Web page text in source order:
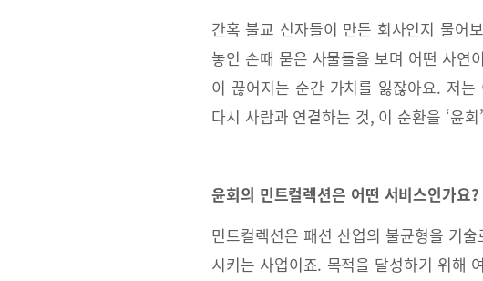
간혹 불교 신자들이 만든 회사인지 물어
놓인 손때 묻은 사물들을 보며 어떤 사연
이 끊어지는 순간 가치를 잃잖아요. 저
다시 사람과 연결하는 것, 이 순환을 ‘윤회
윤회의 민트컬렉션은 어떤 서비스인가요?
민트컬렉션은 패션 산업의 불균형을 기
시키는 사업이죠. 목적을 달성하기 위해